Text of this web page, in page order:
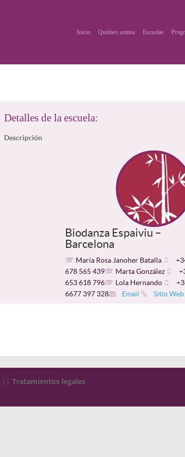
Inicio Quiénes somos Escuelas
Detalles de la escuela:
Descripción
Biodanza Espaiviu –
Barcelona
María Rosa Janoher Batalla
678 565 439
Marta González
653 618 796
Lola Hernando
6677 397 328
Email Sitio Web
||Tratamientos legales